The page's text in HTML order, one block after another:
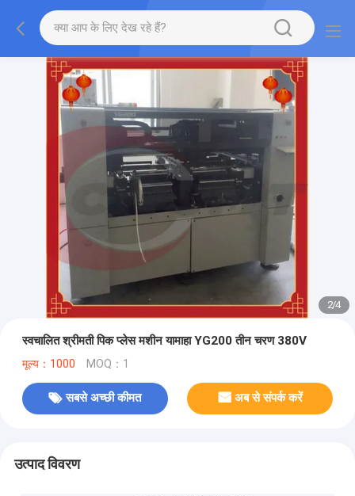
2/4
स्वचालित श्रीमती पिक प्लेस मशीन यामाहा YG200 तीन चरण 380V
मूल्य：1000 MOQ：1
सबसे अच्छी कीमत अब से संपर्क करें
उत्पाद विवरण